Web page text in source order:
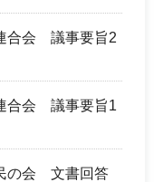
合会 議事要旨2
合会 議事要旨1
の会 文書回答